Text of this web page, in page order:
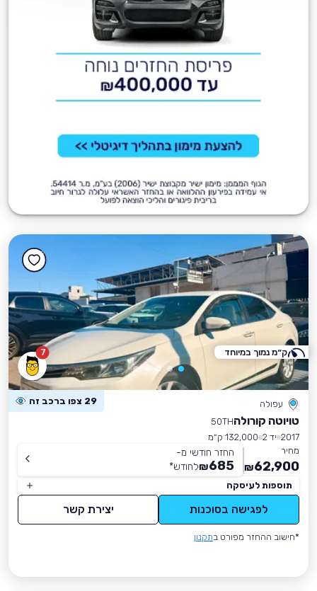
7
עפולה 29 צפו ברכב זה
טויוטה קורולה50TH
2017 יד 2
132,000 ק״מ
מחיר
62,900
₪
החזר חודשי מ-
685
₪לחודש*
תוספות לעיסקה
לפגישה בסוכנות יצירת קשר
*חישוב ההחזר מפורט בתקנון
ק״מ נמוך במיוחד